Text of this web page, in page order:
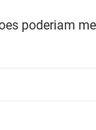
poderiam